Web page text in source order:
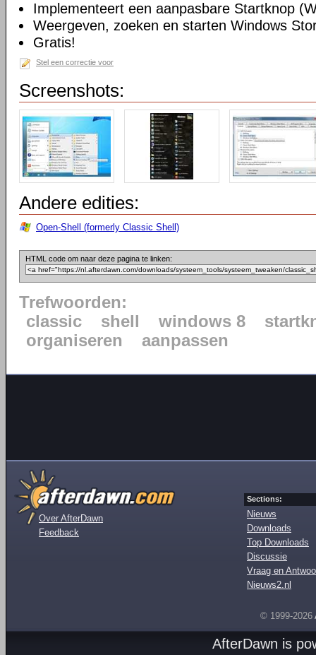
Implementeert een aanpasbare Startknop
Weergeven, zoeken en starten Windows
Gratis!
Stel een correctie voor
Screenshots:
Andere edities:
Open-Shell (formerly Classic Shell)
HTML code om naar deze pagina te linken:
Trefwoorden:
classic
shell windows 8
organiseren
aanpassen
Over AfterDawn
Feedback
Sections:
Nieuws
Downloads
Top Downloads
Discussie
Vraag en
Nieuws2.nl
© 1999-2026
AfterDawn is